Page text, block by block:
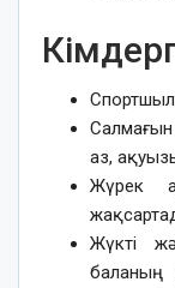
аз,
Жүрек
Жүкті
баланың